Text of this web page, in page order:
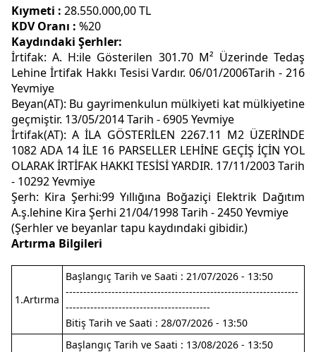
Kıymeti : 28.550.000,00 TL
KDV Oranı : %20
Kaydındaki Şerhler:
İrtifak: A. H:ile Gösterilen 301.70 M² Üzerinde Tedaş
Lehine İrtifak Hakkı Tesisi Vardır. 06/01/2006Tarih - 216
Yevmiye
Beyan(AT): Bu gayrimenkulun mülkiyeti kat mülkiyetine
geçmiştir. 13/05/2014 Tarih - 6905 Yevmiye
İrtifak(AT): A İLA GÖSTERİLEN 2267.11 M2 ÜZERİNDE
1082 ADA 14 İLE 16 PARSELLER LEHİNE GEÇİŞ İÇİN YOL
OLARAK İRTİFAK HAKKI TESİSİ YARDIR. 17/11/2003 Tarih
- 10292 Yevmiye
Şerh: Kira Şerhi:99 Yıllığına Boğaziçi Elektrik Dağıtım
A.ş.lehine Kira Şerhi 21/04/1998 Tarih - 2450 Yevmiye
(Şerhler ve beyanlar tapu kaydındaki gibidir.)
Artırma Bilgileri
1.Artırma
Başlangıç Tarih ve Saati : 21/07/2026 - 13:50
------------------------------------------------------------------
-----------------------------------------
Bitiş Tarih ve Saati : 28/07/2026 - 13:50
Başlangıç Tarih ve Saati : 13/08/2026 - 13:50